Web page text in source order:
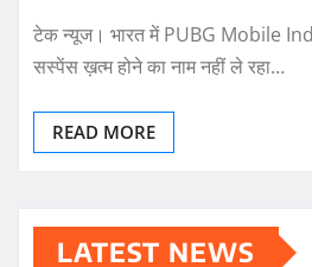
टेक न्यूज। भारत में PUBG Mobile
सस्पेंस ख़त्म होने का नाम नहीं ले रहा…
READ MORE
LATEST NEWS